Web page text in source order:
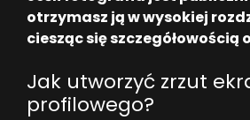
otrzymasz ją w wysokiej
ciesząc się szczegółowością
Jak utworzyć zrzut
profilowego?